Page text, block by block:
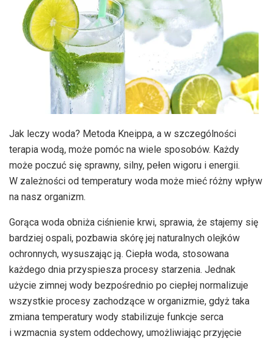
Jak leczy woda? Metoda Kneippa, a w szczególności
terapia wodą, może pomóc na wiele sposobów. Każdy
może poczuć się sprawny, silny, pełen wigoru i energii.
W zależności od temperatury woda może mieć różny wpływ
na nasz organizm.
Gorąca woda obniża ciśnienie krwi, sprawia, że stajemy się
bardziej ospali, pozbawia skórę jej naturalnych olejków
ochronnych, wysuszając ją. Ciepła woda, stosowana
każdego dnia przyspiesza procesy starzenia. Jednak
użycie zimnej wody bezpośrednio po ciepłej normalizuje
wszystkie procesy zachodzące w organizmie, gdyż taka
zmiana temperatury wody stabilizuje funkcje serca
i wzmacnia system oddechowy, umożliwiając przyjęcie